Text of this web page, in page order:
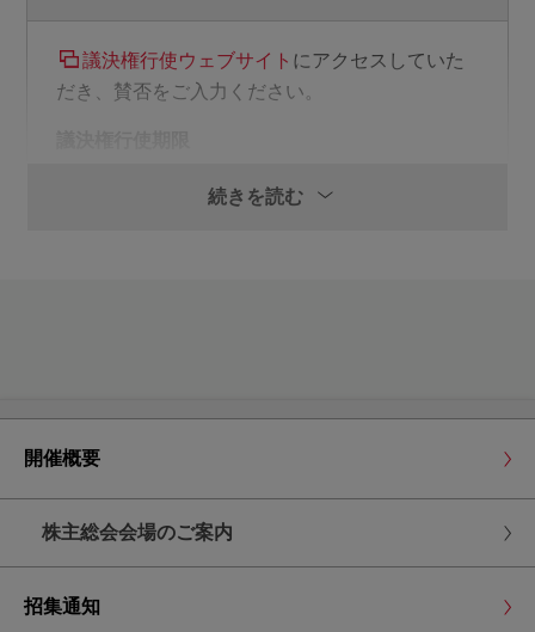
議決権行使ウェブサイト にアクセスしていた
だき、賛否をご入力ください。
第２号議案・第３号議案の一部に反対される場
合、「賛」の欄に〇印をし、反対される候補者の
議決権行使期限
2026年3月26日(木曜日)
午後5時30分到着分まで
続きを読む
開催概要
株主総会会場のご案内
招集通知